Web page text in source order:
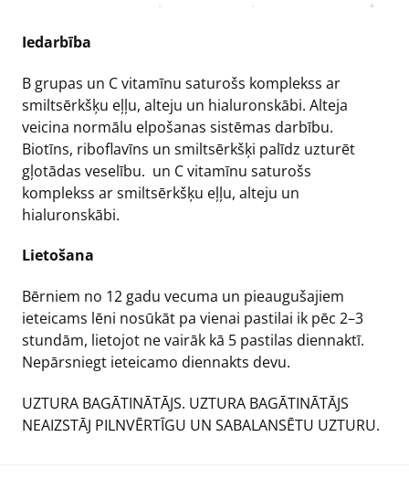
Iedarbība
B grupas un C vitamīnu saturošs komplekss ar
smiltsērkšķu eļļu, alteju un hialuronskābi. Alteja
veicina normālu elpošanas sistēmas darbību.
Biotīns, riboflavīns un smiltsērkšķi palīdz uzturēt
gļotādas veselību. un C vitamīnu saturošs
komplekss ar smiltsērkšķu eļļu, alteju un
hialuronskābi.
Lietošana
Bērniem no 12 gadu vecuma un pieaugušajiem
ieteicams lēni nosūkāt pa vienai pastilai ik pēc 2–3
stundām, lietojot ne vairāk kā 5 pastilas diennaktī.
Nepārsniegt ieteicamo diennakts devu.
UZTURA BAGĀTINĀTĀJS. UZTURA BAGĀTINĀTĀJS
NEAIZSTĀJ PILNVĒRTĪGU UN SABALANSĒTU UZTURU.